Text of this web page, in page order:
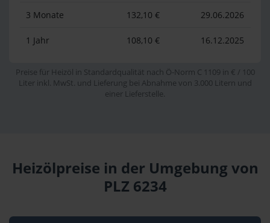
3 Monate 132,10 € 29.06.2026
1 Jahr 108,10 € 16.12.2025
Preise für Heizöl in Standardqualität nach Ö-Norm C 1109 in € / 100
Liter inkl. MwSt. und Lieferung bei Abnahme von 3.000 Litern und
einer Lieferstelle.
Heizölpreise in der Umgebung von
PLZ 6234